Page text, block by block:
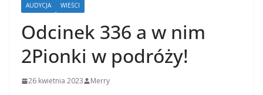
AUDYCJA WIEŚCI
Odcinek 336 a w nim
2Pionki w podróży!
26 kwietnia 2023 Merry